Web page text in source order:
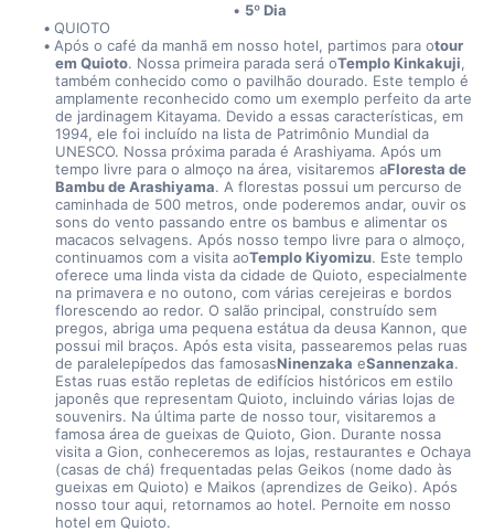
5º Dia
QUIOTO
Após o café da manhã em nosso hotel, partimos para otour
em Quioto. Nossa primeira parada será oTemplo Kinkakuji,
também conhecido como o pavilhão dourado. Este templo é
amplamente reconhecido como um exemplo perfeito da arte
de jardinagem Kitayama. Devido a essas características, em
1994, ele foi incluído na lista de Patrimônio Mundial da
UNESCO. Nossa próxima parada é Arashiyama. Após um
tempo livre para o almoço na área, visitaremos aFloresta de
Bambu de Arashiyama. A florestas possui um percurso de
caminhada de 500 metros, onde poderemos andar, ouvir os
sons do vento passando entre os bambus e alimentar os
macacos selvagens. Após nosso tempo livre para o almoço,
continuamos com a visita aoTemplo Kiyomizu. Este templo
oferece uma linda vista da cidade de Quioto, especialmente
na primavera e no outono, com várias cerejeiras e bordos
florescendo ao redor. O salão principal, construído sem
pregos, abriga uma pequena estátua da deusa Kannon, que
possui mil braços. Após esta visita, passearemos pelas ruas
de paralelepípedos das famosasNinenzaka eSannenzaka.
Estas ruas estão repletas de edifícios históricos em estilo
japonês que representam Quioto, incluindo várias lojas de
souvenirs. Na última parte de nosso tour, visitaremos a
famosa área de gueixas de Quioto, Gion. Durante nossa
visita a Gion, conheceremos as lojas, restaurantes e Ochaya
(casas de chá) frequentadas pelas Geikos (nome dado às
gueixas em Quioto) e Maikos (aprendizes de Geiko). Após
nosso tour aqui, retornamos ao hotel. Pernoite em nosso
hotel em Quioto.